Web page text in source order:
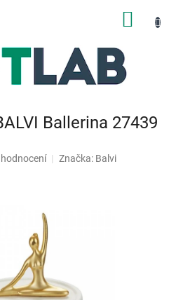
Ballerina 27439
Značka: Balvi